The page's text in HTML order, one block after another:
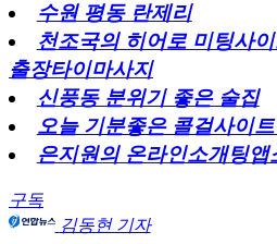
수원 평동 란제리
천조국의 히어로 미팅사
출장타이마사지
신풍동 분위기 좋은 술집
오늘 기분좋은 콜걸사이
은지원의 온라인소개팅앱
구독
김동현 기자